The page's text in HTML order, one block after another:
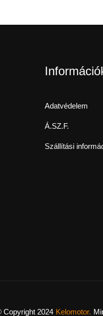
Adatvédelem
Á.SZ.F.
Szállítási
Copyright 2024 Kelomotor.